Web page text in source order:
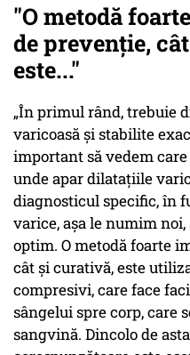
"O metodă
de prevenție,
este..."
„În primul rând, trebuie
varicoasă și stabilite
important să vedem
unde apar dilatațiile
diagnosticul specific, în
varice, așa le numim
optim. O metodă foarte
cât și curativă, este
compresivi, care face
sângelui spre corp, care
sangvină. Dincolo de